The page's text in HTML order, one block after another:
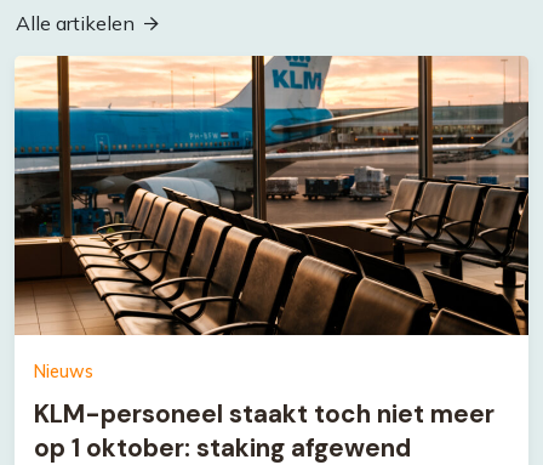
Alle artikelen
Nieuws
KLM-personeel staakt toch niet meer
op 1 oktober: staking afgewend